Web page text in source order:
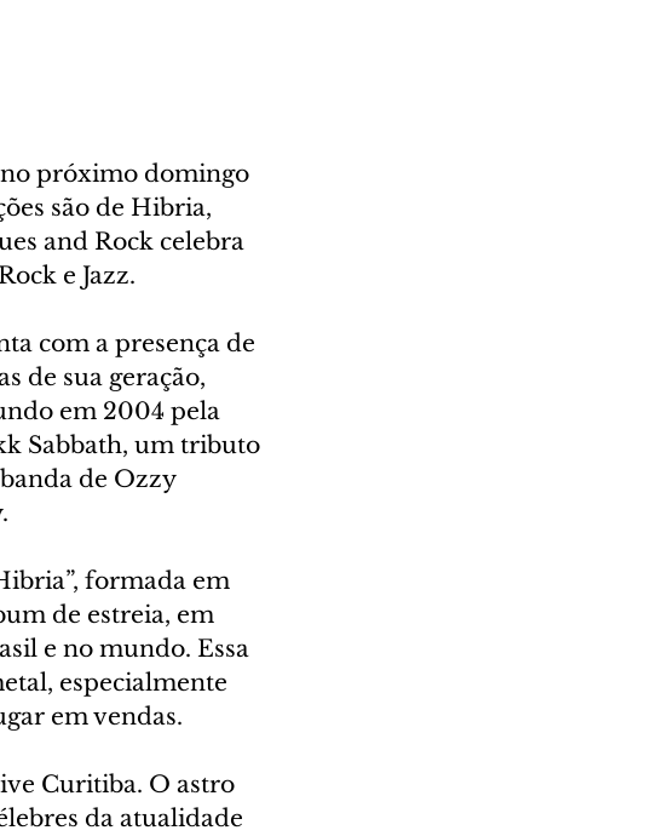
no próximo domingo
são de Hibria,
and Rock celebra
e Jazz.
com a presença de
de sua geração,
em 2004 pela
Sabbath, um tributo
de Ozzy
formada em
de estreia, em
e no mundo. Essa
especialmente
em vendas.
Curitiba. O astro
da atualidade